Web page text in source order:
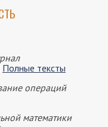
Полные тексты
операций
математики